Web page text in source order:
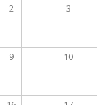
2 3
9 10